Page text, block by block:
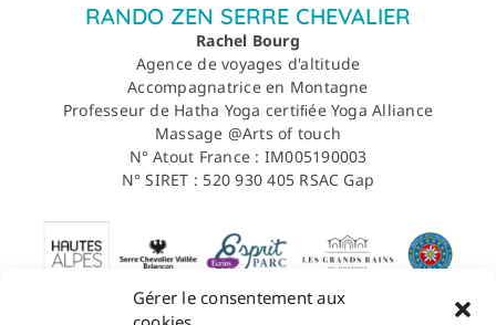
Gérer le consentement aux
RANDO ZEN SERRE CHEVALIER
Rachel Bourg
Agence de voyages d'altitude
Accompagnatrice en Montagne
Professeur de Hatha Yoga certiﬁée Yoga Alliance
Massage @Arts of touch
N° Atout France : IM005190003
N° SIRET : 520 930 405 RSAC Gap